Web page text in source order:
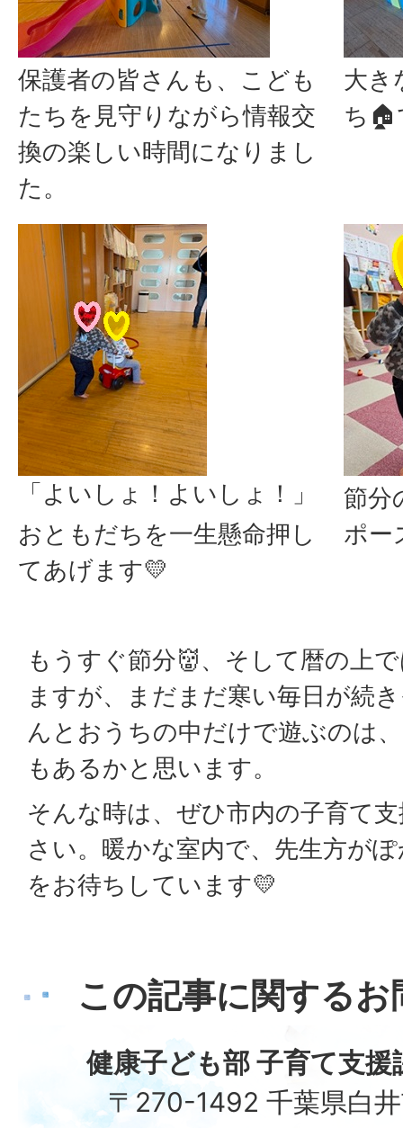
保護者の皆さんも、こども
たちを見守りながら情報交
換の楽しい時間になりまし
た。
大き
ち🏠
「よいしょ！よいしょ！」
おともだちを一生懸命押し
てあげます💛
節分
ポー
もうすぐ節分👹、そして暦の上
ますが、まだまだ寒い毎日が続
んとおうちの中だけで遊ぶのは
もあるかと思います。
そんな時は、ぜひ市内の子育て
さい。暖かな室内で、先生方が
をお待ちしています💛
この記事に関する
健康子ども部 子育て支援
〒270-1492 千葉県白